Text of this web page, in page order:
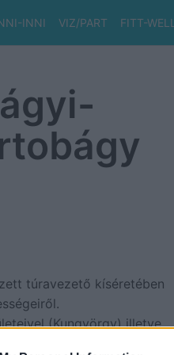
INNI VIZ/PART FITT-WELL
túravezető kíséretében
(Kungyörgy) illetve